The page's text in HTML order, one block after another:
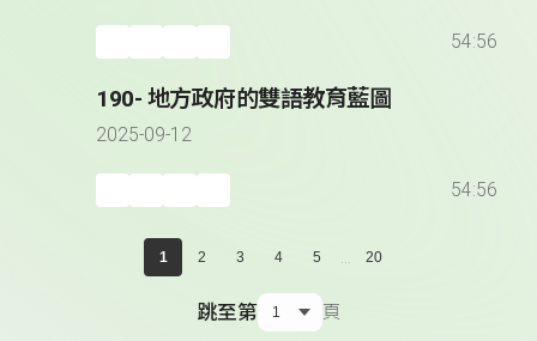
54:56
190- 地方政府的雙語教育藍圖
2025-09-12
54:56
1 2 3 4 5 ... 20
跳至第 頁